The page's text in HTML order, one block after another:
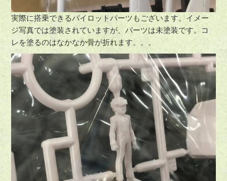
実際に搭乗できるパイロットパーツもございます。イメー
ジ写真では塗装されていますが、パーツは未塗装です。コ
レを塗るのはなかなか骨が折れます。。。